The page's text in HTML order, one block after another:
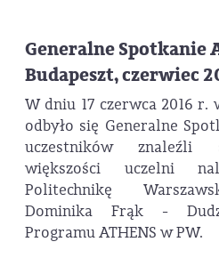
Generalne Spotkanie
Budapeszt, czerwiec
W dniu 17 czerwca 2016 r.
odbyło się Generalne
uczestników znaleźli
większości uczelni
Politechnikę
Dominika Frąk -
Programu ATHENS w PW.